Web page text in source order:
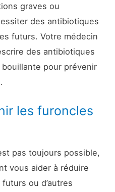
graves ou
des antibiotiques
futurs. Votre médecin
des antibiotiques
bouillante pour prévenir
les furoncles
pas toujours possible,
vous aider à réduire
ou d’autres